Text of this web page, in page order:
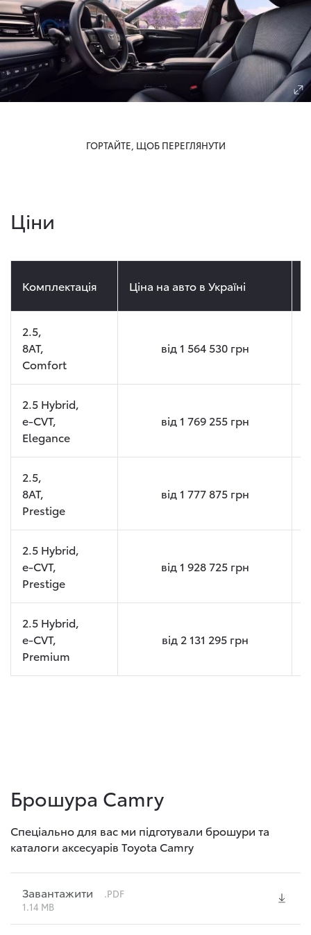
ГОРТАЙТЕ, ЩОБ ПЕРЕГЛЯНУТИ
Ціни
Комплектація Ціна на авто в Україні
2.5,
8AT,
Comfort
від 1 564 530грн
2.5 Hybrid,
e-CVT,
Elegance
від 1 769 255грн
2.5,
8AT,
Prestige
від 1 777 875грн
2.5 Hybrid,
e-CVT,
Prestige
від 1 928 725грн
2.5 Hybrid,
e-CVT,
Premium
від 2 131 295грн
Брошура Camry
Спеціально для вас ми підготували брошури та
каталоги аксесуарів Toyota Camry
Завантажити
.PDF
1.14 MB